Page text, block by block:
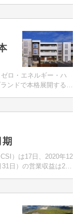
ロ・エネルギー・ハ
ンドで本格展開すると
現。
）は17日、2020年12
日）の営業収益は24